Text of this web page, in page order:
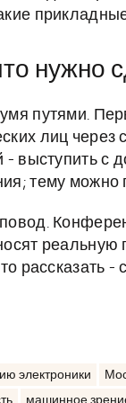
нужно
путями.
лиц
- выступить с
тему можно
рассказать
электроники